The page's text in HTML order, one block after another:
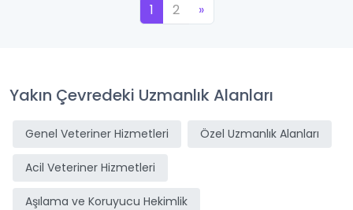
1 2 »
Yakın Çevredeki Uzmanlık Alanları
Genel Veteriner Hizmetleri Özel Uzmanlık Alanları
Acil Veteriner Hizmetleri
Aşılama ve Koruyucu Hekimlik